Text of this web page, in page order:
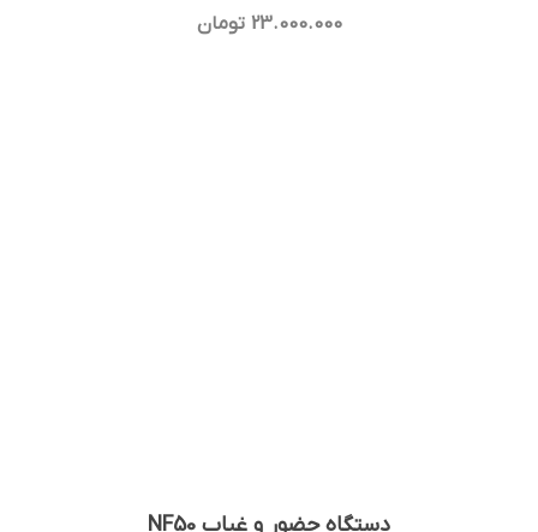
تومان 23.000.000
دستگاه حضور و غیاب NF50